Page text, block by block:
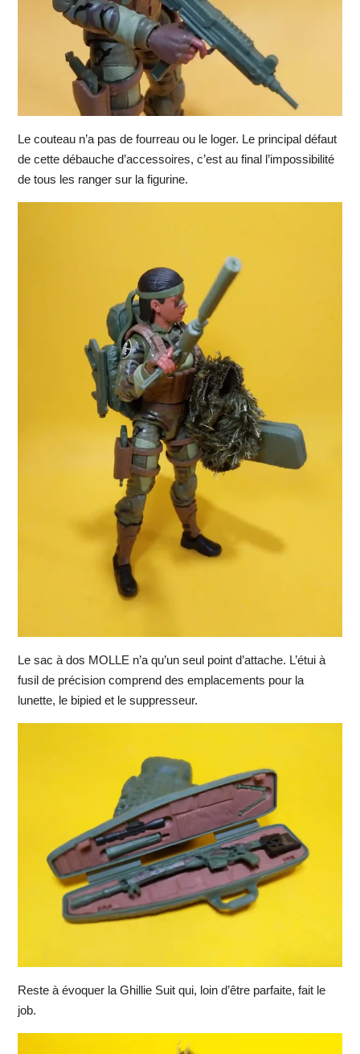
Le couteau n’a pas de fourreau ou le loger. Le principal défaut
de cette débauche d’accessoires, c’est au final l’impossibilité
de tous les ranger sur la figurine.
Le sac à dos MOLLE n’a qu’un seul point d’attache. L’étui à
fusil de précision comprend des emplacements pour la
lunette, le bipied et le suppresseur.
Reste à évoquer la Ghillie Suit qui, loin d’être parfaite, fait le
job.